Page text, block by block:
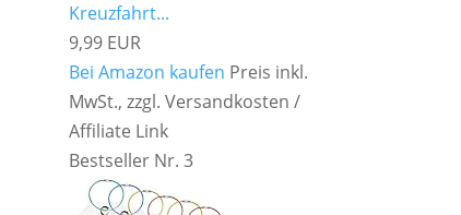
Kreuzfahrt...
9,99 EUR
Bei Amazon kaufen Preis inkl.
MwSt., zzgl. Versandkosten /
Affiliate Link
Bestseller Nr. 3